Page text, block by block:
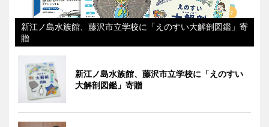
新江ノ島水族館、藤沢市立学校に「えのすい大解剖図鑑」寄
贈
新江ノ島水族館、藤沢市立学校に「えのすい
大解剖図鑑」寄贈